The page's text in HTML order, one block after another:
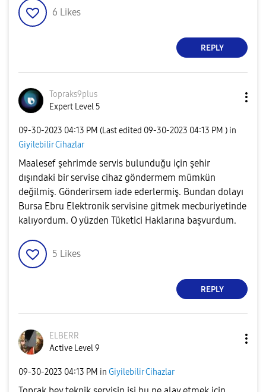
6 Likes
REPLY
Topraks9plus
Expert Level 5
‎09-30-2023 04:13 PM (Last edited ‎09-30-2023 04:13 PM ) in
Giyilebilir Cihazlar
Maalesef şehrimde servis bulunduğu için şehir
dışındaki bir servise cihaz göndermem mümkün
değilmiş. Gönderirsem iade ederlermiş. Bundan dolayı
Bursa Ebru Elektronik servisine gitmek mecburiyetinde
kalıyordum. O yüzden Tüketici Haklarına başvurdum.
5 Likes
REPLY
ELBERR
Active Level 9
‎09-30-2023 04:13 PM in Giyilebilir Cihazlar